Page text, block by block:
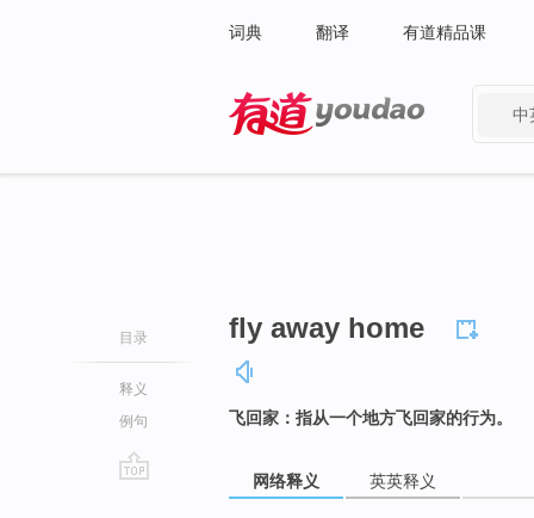
词典 翻译 有道精品课
中
目录
释义
例句
fly away home
飞回家：指从一个地方飞回家的行为。
网络释义 英英释义